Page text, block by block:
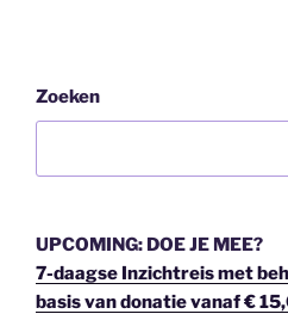
Zoeken
UPCOMING: DOE JE MEE?
7-daagse Inzichtreis met
basis van donatie vanaf €